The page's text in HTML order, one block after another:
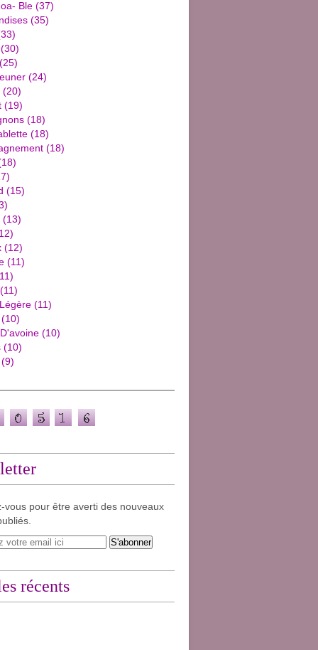
Ble (37)
(35)
(30)
(25)
(24)
(20)
(19)
(18)
(18)
(18)
(15)
(13)
(12)
(11)
(11)
(11)
(10)
(10)
(10)
(9)
vous pour être averti des nouveaux
récents